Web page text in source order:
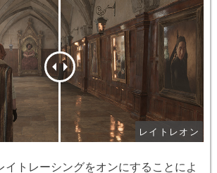
レイトレオン
イトレーシングをオンにすることによ